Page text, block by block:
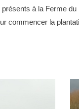
à la Ferme
commencer la